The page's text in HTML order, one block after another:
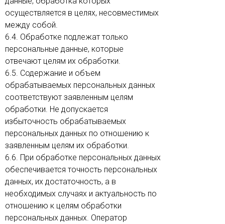
осуществляется в целях, несовместимых
между собой.
6.4. Обработке подлежат только
персональные данные, которые
отвечают целям их обработки.
6.5. Содержание и объем
обрабатываемых персональных данных
соответствуют заявленным целям
обработки. Не допускается
избыточность обрабатываемых
персональных данных по отношению к
заявленным целям их обработки.
6.6. При обработке персональных данных
обеспечивается точность персональных
данных, их достаточность, а в
необходимых случаях и актуальность по
отношению к целям обработки
персональных данных. Оператор